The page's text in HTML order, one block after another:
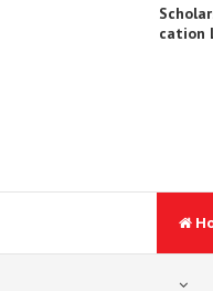
cation